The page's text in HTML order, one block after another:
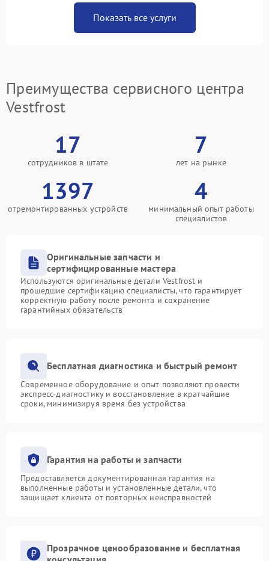
Показать все услуги
Преимущества сервисного центра
Vestfrost
17
сотрудников в штате
7
лет на рынке
1397
отремонтированных устройств
4
минимальный опыт работы
специалистов
Оригинальные запчасти и
сертифицированные мастера
Используются оригинальные детали Vestfrost и
прошедшие сертификацию специалисты, что гарантирует
корректную работу после ремонта и сохранение
гарантийных обязательств
Бесплатная диагностика и быстрый ремонт
Современное оборудование и опыт позволяют провести
экспресс-диагностику и восстановление в кратчайшие
сроки, минимизируя время без устройства
Гарантия на работы и запчасти
Предоставляется документированная гарантия на
выполненные работы и установленные детали, что
защищает клиента от повторных неисправностей
Прозрачное ценообразование и бесплатная